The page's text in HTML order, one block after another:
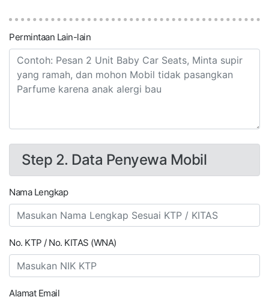
Permintaan Lain-lain
Step 2. Data Penyewa Mobil
Nama Lengkap
No. KTP / No. KITAS (WNA)
Alamat Email